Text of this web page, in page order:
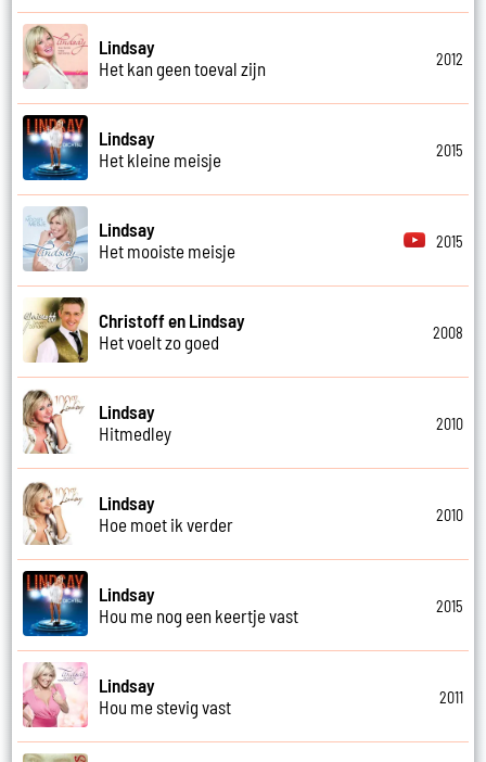
Lindsay
Het kan geen toeval zijn
2012
Lindsay
Het kleine meisje
2015
Lindsay
Het mooiste meisje
2015
Christoff en Lindsay
Het voelt zo goed
2008
Lindsay
Hitmedley
2010
Lindsay
Hoe moet ik verder
2010
Lindsay
Hou me nog een keertje vast
2015
Lindsay
Hou me stevig vast
2011